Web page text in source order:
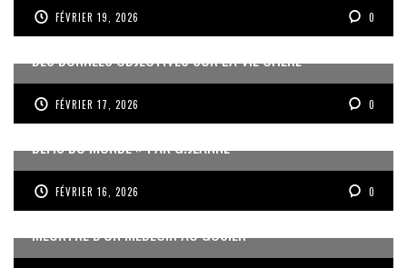
FÉVRIER 19, 2026 0
DES DONNÉES OBJECTIVES SUR LA VIE CHÈRE
FÉVRIER 17, 2026 0
« UN GOSIER FIER, FORT ET RESPONSABLE FACE AUX
DÉFIS DU MONDE » PAR G.JEANNE
FÉVRIER 16, 2026 0
MEURTRE D’UN MÉDECIN AU GOSIER